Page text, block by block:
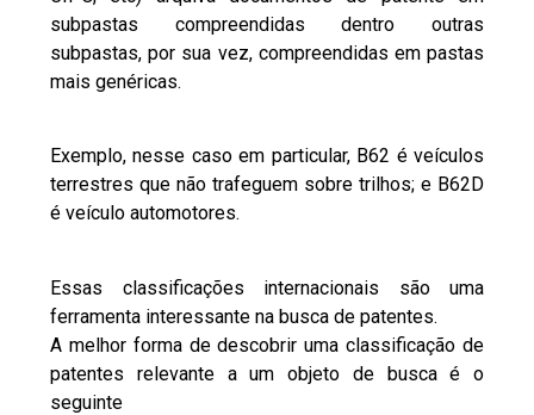
subpastas compreendidas dentro outras
subpastas, por sua vez, compreendidas em pastas
mais genéricas.
Exemplo, nesse caso em particular, B62 é veículos
terrestres que não trafeguem sobre trilhos; e B62D
é veículo automotores.
Essas classificações internacionais são uma
ferramenta interessante na busca de patentes.
A melhor forma de descobrir uma classificação de
patentes relevante a um objeto de busca é o
seguinte